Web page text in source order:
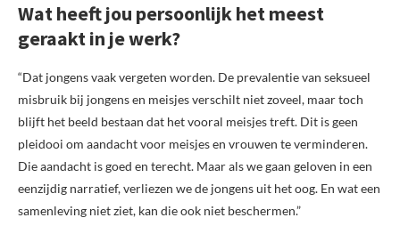
Wat heeft jou persoonlijk het meest
geraakt in je werk?
“Dat jongens vaak vergeten worden. De prevalentie van seksueel
misbruik bij jongens en meisjes verschilt niet zoveel, maar toch
blijft het beeld bestaan dat het vooral meisjes treft. Dit is geen
pleidooi om aandacht voor meisjes en vrouwen te verminderen.
Die aandacht is goed en terecht. Maar als we gaan geloven in een
eenzijdig narratief, verliezen we de jongens uit het oog. En wat een
samenleving niet ziet, kan die ook niet beschermen.”